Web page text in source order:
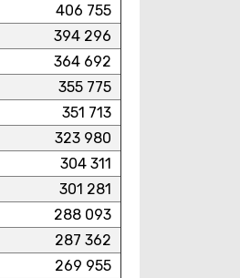
406 755
394 296
364 692
355 775
351 713
323 980
304 311
301 281
288 093
287 362
269 955